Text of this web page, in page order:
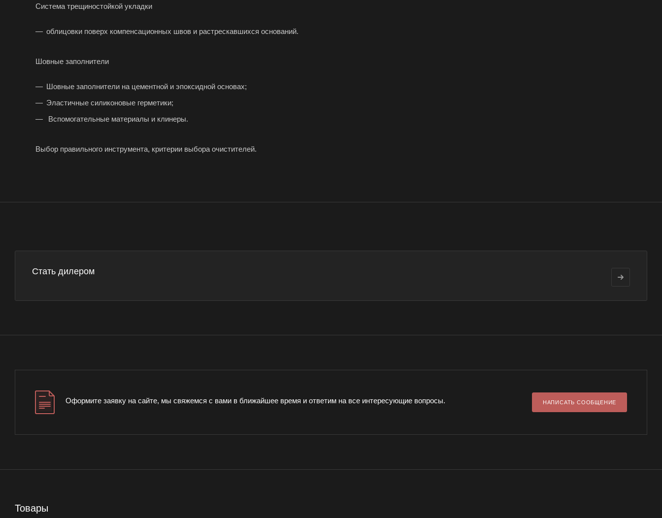
Система трещиностойкой укладки
облицовки поверх компенсационных швов и растрескавшихся оснований.
Шовные заполнители
Шовные заполнители на цементной и эпоксидной основах;
Эластичные силиконовые герметики;
Вспомогательные материалы и клинеры.
Выбор правильного инструмента, критерии выбора очистителей.
Стать дилером
Оформите заявку на сайте, мы свяжемся с вами в ближайшее время и ответим на все интересующие вопросы. НАПИСАТЬ СООБЩЕНИЕ
Товары